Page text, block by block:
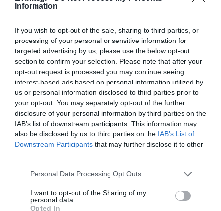
Information
If you wish to opt-out of the sale, sharing to third parties, or
processing of your personal or sensitive information for
targeted advertising by us, please use the below opt-out
section to confirm your selection. Please note that after your
opt-out request is processed you may continue seeing
interest-based ads based on personal information utilized by
us or personal information disclosed to third parties prior to
your opt-out. You may separately opt-out of the further
disclosure of your personal information by third parties on the
IAB’s list of downstream participants. This information may
also be disclosed by us to third parties on the IAB’s List of
Downstream Participants that may further disclose it to other
Please note that this website/app uses one or more Google
not limited to your visit or usage behaviour. You may click to
grant or deny consent to Google and its third-party tags to
Personal Data Processing Opt Outs
I want to opt-out of the Sharing of my
personal data.
Opted In
Διαβάστε όλες τις
ειδήσεις για την Εύβοια
Διαβάστε όλες τιςτελευταίες ειδήσειςγια την
Ελλάδακαι τονΚόσμοστοevima.gr
TAGS: ΒΟΡΕΙΑ ΕΥΒΟΙΑ
ΕΓΚΛΩΒΙΣΜΕΝΟΙ
ΚΑΚΟΚΑΙΡΙΑ ELIAS
ΡΟΒΙΕΣ
ΡΟΗ ΕΙΔΗΣΕΩΝ
Πανικός σε λιμάνι της Εύβοιας με
37χρονο άνδρα
09.08.2026 | 13:00
μερική έκλειψη και τα
εντυπωσιακά φαινόμενα στον
ουρανό
09.08.2026 | 12:40